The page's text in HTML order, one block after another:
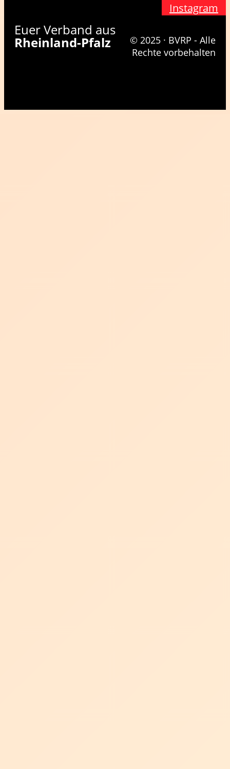
Instagram
Euer Verband aus
Rheinland-Pfalz
© 2025 · BVRP - Alle
Rechte vorbehalten